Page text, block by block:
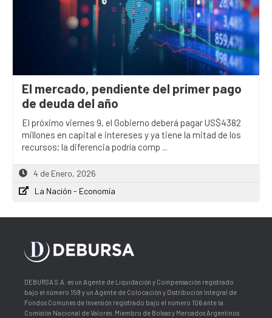
El mercado, pendiente del primer pago
de deuda del año
El próximo viernes 9, el Gobierno deberá pagar US$4382
millones en capital e intereses y ya tiene la mitad de los
recursos; la diferencia podría comp ...
4 de Enero, 2026
La Nación - Economía
DEBURSA S.A. es un Agente de Liquidación y Compensación registrado
bajo el número 159 y un Agente de Colocación y Distribución Integral de
Fondos Comunes de Inversión registrado bajo el número 106 ante la
Comisión Nacional de Valores. Miembro de Bolsas y Mercados Argentinos